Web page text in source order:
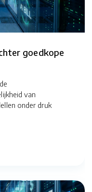
goedkope
van
onder druk